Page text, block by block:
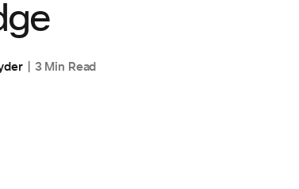
3 Min Read